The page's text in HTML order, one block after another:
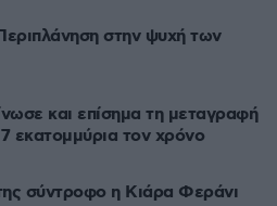
στην ψυχή των
και επίσημα τη μεταγραφή
εκατομμύρια τον χρόνο
σύντροφο η Κιάρα Φεράνι